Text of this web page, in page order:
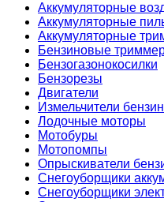
Аккумуляторные
Аккумуляторные
Аккумуляторные
Бензиновые
Бензогазонокосилки
Бензорезы
Двигатели
Измельчители
Лодочные моторы
Мотобуры
Мотопомпы
Опрыскиватели
Снегоуборщики
Снегоуборщики